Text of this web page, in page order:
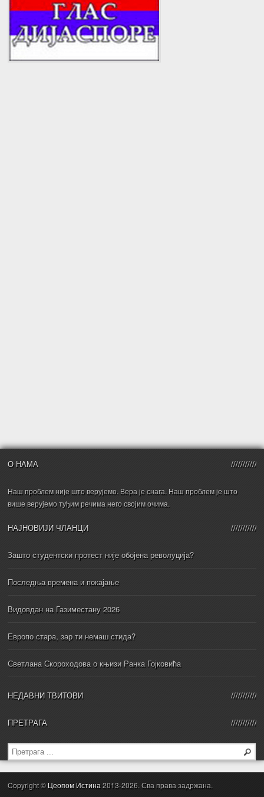
О НАМА
Наш проблем није што верујемо. Вера је снага. Наш проблем је што
више верујемо туђим речима него својим очима.
НАЈНОВИЈИ ЧЛАНЦИ
Зашто студентски протест није обојена револуција?
Последња времена и покајање
Видовдан на Газиместану 2026
Европо стара, зар ти немаш стида?
Светлана Скороходова о књизи Ранка Гојковића
НЕДАВНИ ТВИТОВИ
ПРЕТРАГА
Copyright © Цеопом Истина2013-2026. Сва права задржана.